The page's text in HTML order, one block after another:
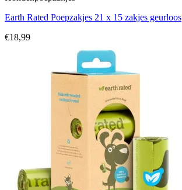
Earth Rated Poepzakjes 21 x 15 zakjes geurloos
€18,99